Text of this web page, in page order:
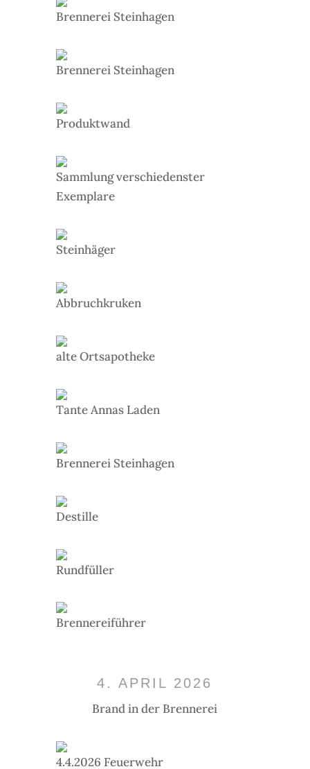
Brennerei Steinhagen
Brennerei Steinhagen
Produktwand
Sammlung verschiedenster
Exemplare
Steinhäger
Abbruchkruken
alte Ortsapotheke
Tante Annas Laden
Brennerei Steinhagen
Destille
Rundfüller
Brennereiführer
4. APRIL 2026
Brand in der Brennerei
4.4.2026 Feuerwehr